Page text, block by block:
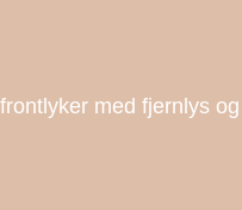
med fjernlys